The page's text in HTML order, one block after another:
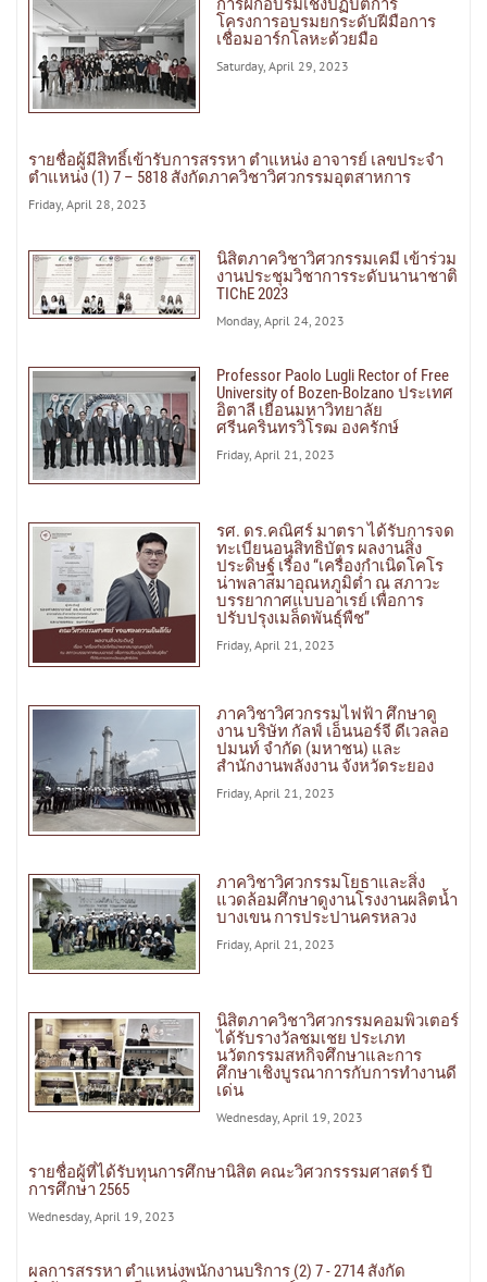
การฝึกอบรมเชิงปฏิบัติการ
โครงการอบรมยกระดับฝีมือการ
เชื่อมอาร์กโลหะด้วยมือ
Saturday, April 29, 2023
รายชื่อผู้มีสิทธิ์เข้ารับการสรรหา ตำแหน่ง อาจารย์ เลขประจำ
ตำแหน่ง (1) 7 – 5818 สังกัดภาควิชาวิศวกรรมอุตสาหการ
Friday, April 28, 2023
นิสิตภาควิชาวิศวกรรมเคมี เข้าร่วม
งานประชุมวิชาการระดับนานาชาติ
TIChE 2023
Monday, April 24, 2023
Professor Paolo Lugli Rector of Free
University of Bozen-Bolzano ประเทศ
อิตาลี เยือนมหาวิทยาลัย
ศรีนครินทรวิโรฒ องครักษ์
Friday, April 21, 2023
รศ. ดร.คณิศร์ มาตรา ได้รับการจด
ทะเบียนอนุสิทธิบัตร ผลงานสิ่ง
ประดิษฐ์ เรื่อง “เครื่องกำเนิดโคโร
น่าพลาสมาอุณหภูมิต่ำ ณ สภาวะ
บรรยากาศแบบอาเรย์ เพื่อการ
ปรับปรุงเมล็ดพันธุ์พืช”
Friday, April 21, 2023
ภาควิชาวิศวกรรมไฟฟ้า ศึกษาดู
งาน บริษัท กัลฟ์ เอ็นนอร์จี ดีเวลลอ
ปมนท์ จำกัด (มหาชน) และ
สำนักงานพลังงาน จังหวัดระยอง
Friday, April 21, 2023
ภาควิชาวิศวกรรมโยธาและสิ่ง
แวดล้อมศึกษาดูงานโรงงานผลิตน้ำ
บางเขน การประปานครหลวง
Friday, April 21, 2023
นิสิตภาควิชาวิศวกรรมคอมพิวเตอร์
ได้รับรางวัลชมเชย ประเภท
นวัตกรรมสหกิจศึกษาและการ
ศึกษาเชิงบูรณาการกับการทำงานดี
เด่น
Wednesday, April 19, 2023
รายชื่อผู้ที่ได้รับทุนการศึกษานิสิต คณะวิศวกรรรมศาสตร์ ปี
การศึกษา 2565
Wednesday, April 19, 2023
ผลการสรรหา ตำแหน่งพนักงานบริการ (2) 7 - 2714 สังกัด